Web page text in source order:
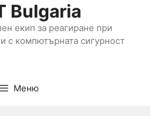
Bulgaria
екип за реагиране при
с компютърната сигурност
Меню